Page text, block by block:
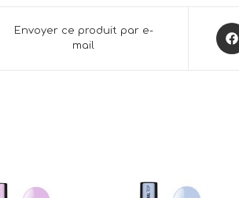
Envoyer ce produit par e-
mail
in